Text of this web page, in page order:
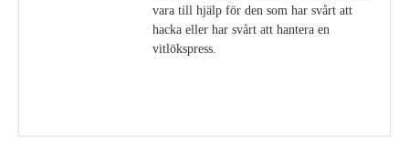
vara till hjälp för den som har svårt att
hacka eller har svårt att hantera en
vitlökspress.